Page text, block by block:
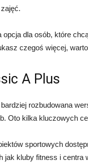
opcja dla osób, które
czegoś więcej,
A Plus
rozbudowana
Oto kilka kluczowych
sportowych
jak kluby fitness i centra